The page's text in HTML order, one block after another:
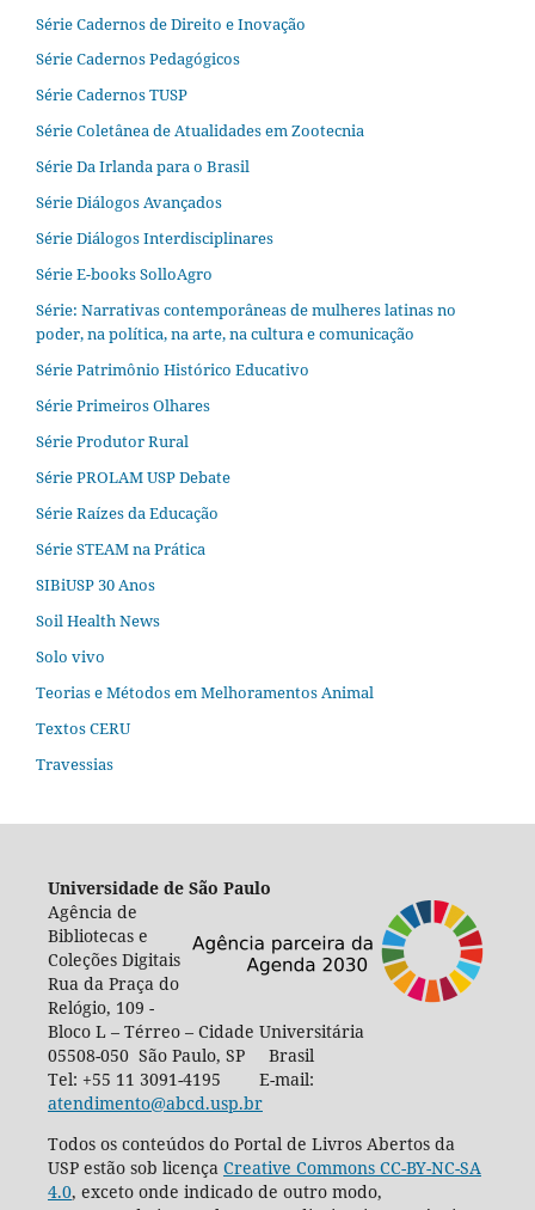
Série Cadernos de Direito e Inovação
Série Cadernos Pedagógicos
Série Cadernos TUSP
Série Coletânea de Atualidades em Zootecnia
Série Da Irlanda para o Brasil
Série Diálogos Avançados
Série Diálogos Interdisciplinares
Série E-books SolloAgro
Série: Narrativas contemporâneas de mulheres latinas no
poder, na política, na arte, na cultura e comunicação
Série Patrimônio Histórico Educativo
Série Primeiros Olhares
Série Produtor Rural
Série PROLAM USP Debate
Série Raízes da Educação
Série STEAM na Prática
SIBiUSP 30 Anos
Soil Health News
Solo vivo
Teorias e Métodos em Melhoramentos Animal
Textos CERU
Travessias
Universidade de São Paulo
Agência de
Bibliotecas e
Coleções Digitais
Rua da Praça do
Relógio, 109 -
Bloco L – Térreo – Cidade Universitária
05508-050 São Paulo, SP Brasil
Tel: +55 11 3091-4195 E-mail:
atendimento@abcd.usp.br
Todos os conteúdos do Portal de Livros Abertos da
USP estão sob licença Creative Commons CC-BY-NC-SA
4.0, exceto onde indicado de outro modo,